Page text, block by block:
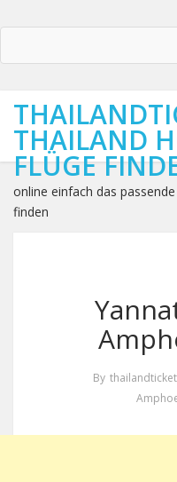
THAILAND
FLÜGE
online einfach das
finden
By